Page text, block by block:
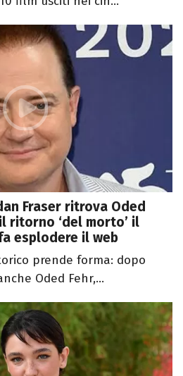
Fraser ritrova Oded
ritorno ‘del morto’ il
esplodere il web
prende forma: dopo
Oded Fehr,...